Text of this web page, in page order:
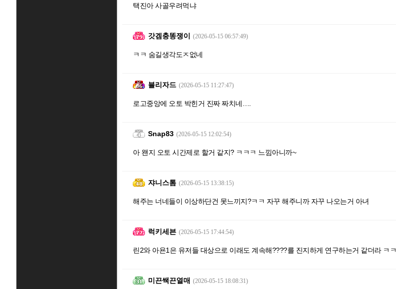
택진아 사골우려먹냐
갓겜충똥쟁이 (2026-05-15 06:57:49)
ㅋㅋ 숨길생각도ㅈ없네
블리자드 (2026-05-15 11:27:47)
로고중앙에 오토 박힌거 진짜 짜치네….
Snap83 (2026-05-15 12:02:54)
아 왠지 오토 시간제로 할거 같지? ㅋㅋㅋ 느낌아니까~
쟈니스톰 (2026-05-15 13:38:15)
해주는 너네들이 이상하단건 못느끼지?ㅋㅋ 자꾸 해주니까 자꾸 나오는거 아녀
럭키세븐 (2026-05-15 17:44:54)
린2와 아욘1은 유저들 대상으로 이래도 계속해????를 진지하게 연구하는거 같더라 ㅋㅋ
미끈쌕끈열매 (2026-05-15 18:08:31)